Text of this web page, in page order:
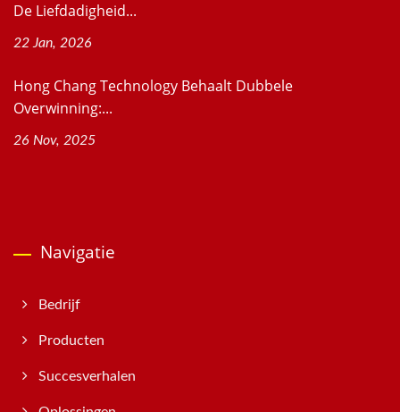
De Liefdadigheid...
22 Jan, 2026
Hong Chang Technology Behaalt Dubbele
Overwinning:...
26 Nov, 2025
Navigatie
Bedrijf
Producten
Succesverhalen